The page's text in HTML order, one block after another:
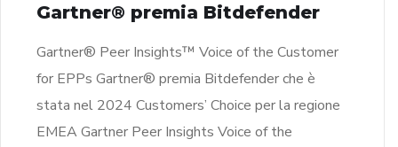
Gartner® premia Bitdefender
Gartner® Peer Insights™ Voice of the Customer
for EPPs Gartner® premia Bitdefender che è
stata nel 2024 Customers’ Choice per la regione
EMEA Gartner Peer Insights Voice of the